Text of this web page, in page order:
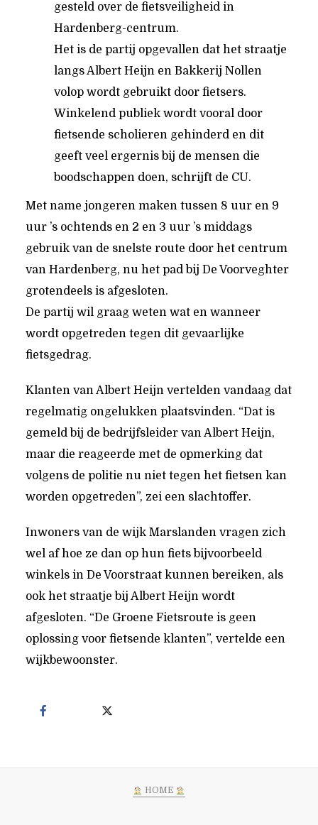
gesteld over de fietsveiligheid in
Hardenberg-centrum.
Het is de partij opgevallen dat het straatje
langs Albert Heijn en Bakkerij Nollen
volop wordt gebruikt door fietsers.
Winkelend publiek wordt vooral door
fietsende scholieren gehinderd en dit
geeft veel ergernis bij de mensen die
boodschappen doen, schrijft de CU.
Met name jongeren maken tussen 8 uur en 9
uur ’s ochtends en 2 en 3 uur ’s middags
gebruik van de snelste route door het centrum
van Hardenberg, nu het pad bij De Voorveghter
grotendeels is afgesloten.
De partij wil graag weten wat en wanneer
wordt opgetreden tegen dit gevaarlijke
fietsgedrag.
Klanten van Albert Heijn vertelden vandaag dat
regelmatig ongelukken plaatsvinden. “Dat is
gemeld bij de bedrijfsleider van Albert Heijn,
maar die reageerde met de opmerking dat
volgens de politie nu niet tegen het fietsen kan
worden opgetreden”, zei een slachtoffer.
Inwoners van de wijk Marslanden vragen zich
wel af hoe ze dan op hun fiets bijvoorbeeld
winkels in De Voorstraat kunnen bereiken, als
ook het straatje bij Albert Heijn wordt
afgesloten. “De Groene Fietsroute is geen
oplossing voor fietsende klanten”, vertelde een
wijkbewoonster.
HOME